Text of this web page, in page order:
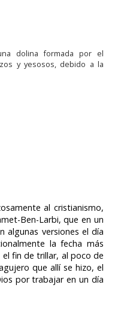
dolina formada por el
y yesosos, debido a la
al cristianismo,
Ben-Larbi, que en un
algunas versiones el día
la fecha más
fin de trillar, al poco de
que allí se hizo, el
por trabajar en un día